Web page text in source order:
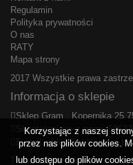
Regulamin
Polityka prywatności
O nas
RATY
Mapa strony
2017 Wszystkie prawa
Informacja o sklepie
Sklep Gram , Kopernika 25
Skontaktuj się z nami:
E-mail:sklep@sklepgram.pl
Korzystając z naszej
przez nas plików cookies.
lub dostępu do plików
Trawa Uniwersalna